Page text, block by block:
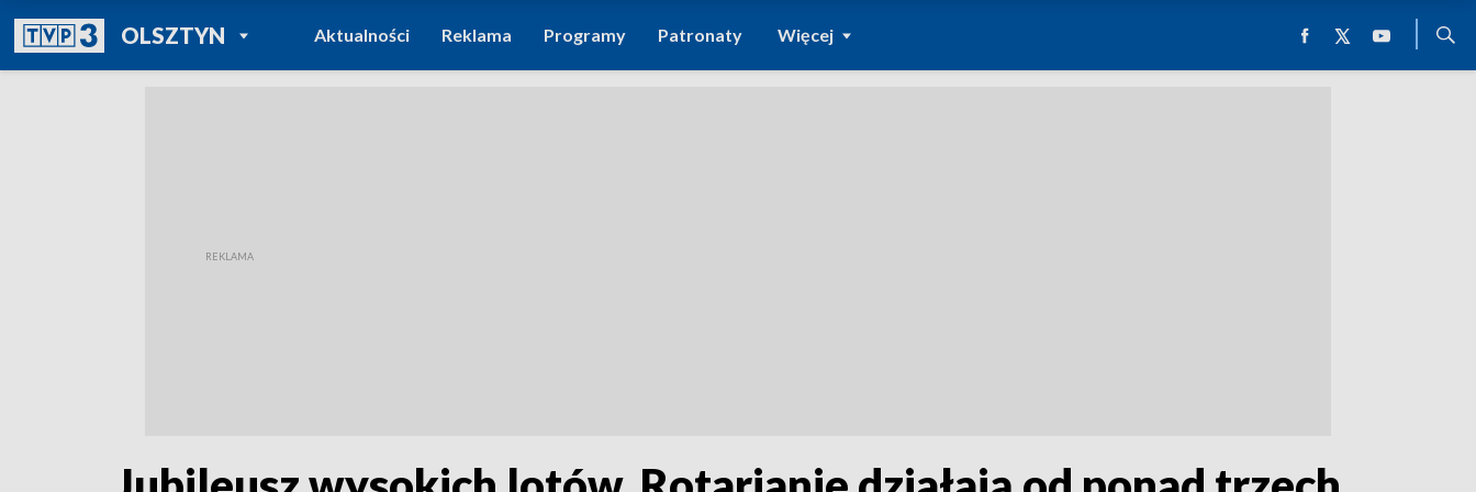
OLSZTYNPOWRÓT DO
TVP REGIONY
Aktualności Reklama Programy Patronaty Więcej